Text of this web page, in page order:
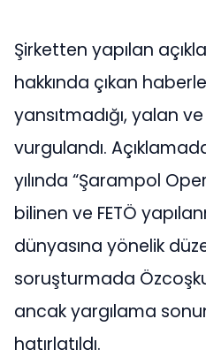
Şirketten yapılan
hakkında çıkan
yansıtmadığı, yalan
vurgulandı.
yılında “Şarampol
bilinen ve FETÖ
dünyasına yönelik
soruşturmada
ancak yargılama
hatırlatıldı.